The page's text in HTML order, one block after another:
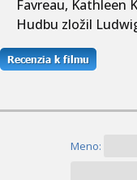
Favreau, Kathleen
Hudbu zložil
Meno: